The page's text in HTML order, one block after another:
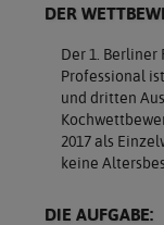
DER
Der 1. Berliner
Professional
und dritten
2017 als
keine
DIE AUFGABE: